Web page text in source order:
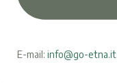
E-mail: info@go-etna.it